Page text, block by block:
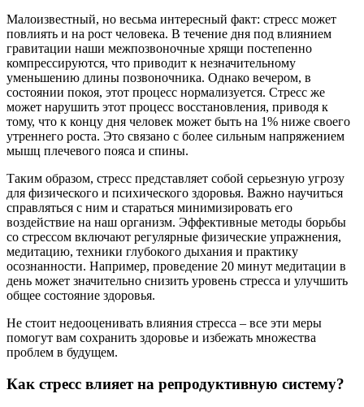
Малоизвестный, но весьма интересный факт: стресс может
повлиять и на рост человека. В течение дня под влиянием
гравитации наши межпозвоночные хрящи постепенно
компрессируются, что приводит к незначительному
уменьшению длины позвоночника. Однако вечером, в
состоянии покоя, этот процесс нормализуется. Стресс же
может нарушить этот процесс восстановления, приводя к
тому, что к концу дня человек может быть на 1% ниже своего
утреннего роста. Это связано с более сильным напряжением
мышц плечевого пояса и спины.
Таким образом, стресс представляет собой серьезную угрозу
для физического и психического здоровья. Важно научиться
справляться с ним и стараться минимизировать его
воздействие на наш организм. Эффективные методы борьбы
со стрессом включают регулярные физические упражнения,
медитацию, техники глубокого дыхания и практику
осознанности. Например, проведение 20 минут медитации в
день может значительно снизить уровень стресса и улучшить
общее состояние здоровья.
Не стоит недооценивать влияния стресса – все эти меры
помогут вам сохранить здоровье и избежать множества
проблем в будущем.
Как стресс влияет на репродуктивную систему?